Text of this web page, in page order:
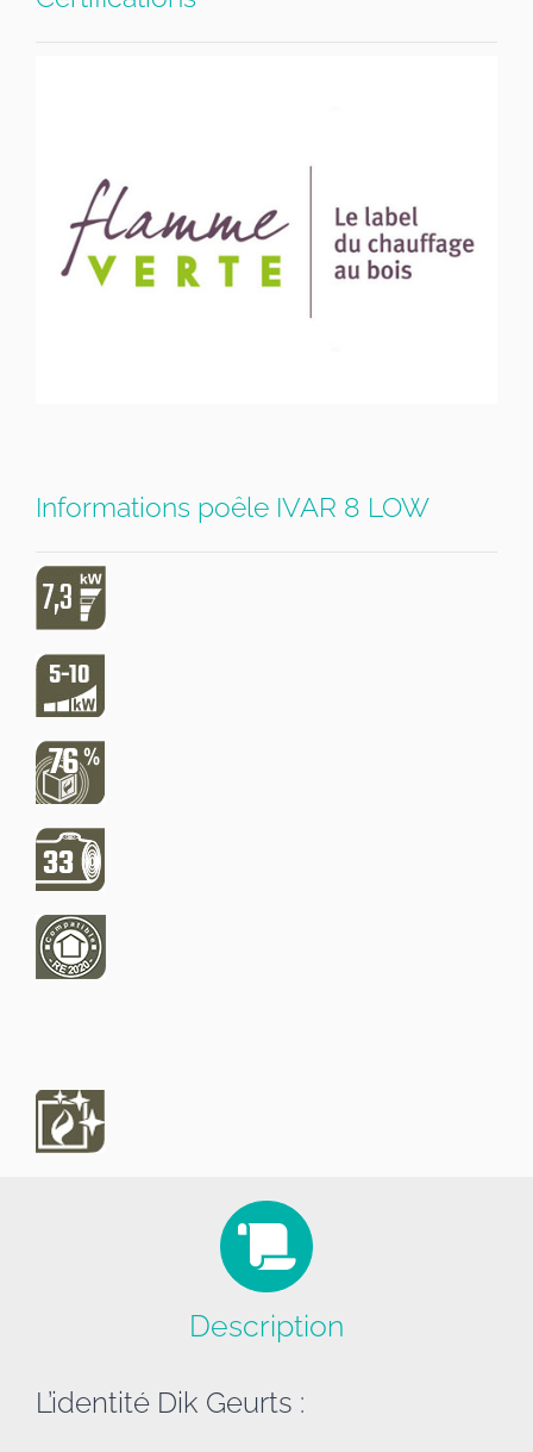
Informations poêle IVAR 8 LOW
Description
L’identité Dik Geurts :